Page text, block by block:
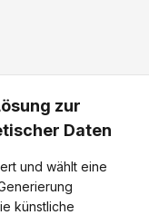
zur
Daten
und wählt eine
künstliche